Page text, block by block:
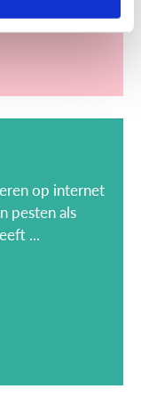
op internet
pesten als
...